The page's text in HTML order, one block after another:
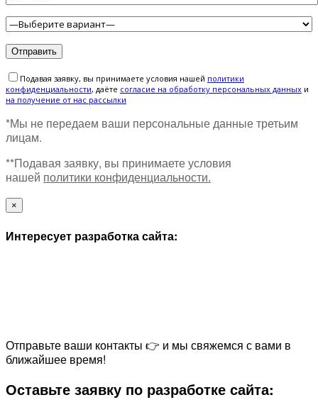
Подавая заявку, вы принимаете условия нашей политики
конфиденциальности, даёте cогласие на обработку персональных данных и
на получение от нас рассылки
*Мы не передаем ваши персональные данные третьим
лицам.
**Подавая заявку, вы принимаете условия
нашей политики конфиденциальности.
×
Интересует разработка сайта:
Отправьте ваши контакты 👉 и мы свяжемся с вами в
ближайшее время!
Оставьте заявку по разработке сайта: